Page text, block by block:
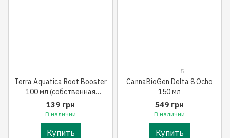
Terra Aquatica Root Booster
100 мл (собственная
фасовка)
139 грн
В наличии
Купить
5
CannaBioGen Delta 8 Ocho
150 мл
549 грн
В наличии
Купить